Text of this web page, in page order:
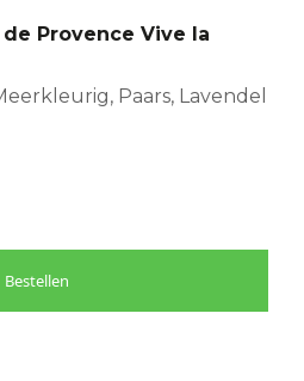
Provence Vive la
Paars, Lavendel
Bestellen